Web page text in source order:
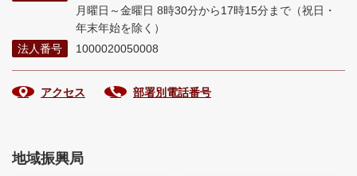
月曜日～金曜日 8時30分から17時15分まで （祝日・
年末年始を除く）
法人番号
1000020050008
アクセス 部署別電話番号
地域振興局